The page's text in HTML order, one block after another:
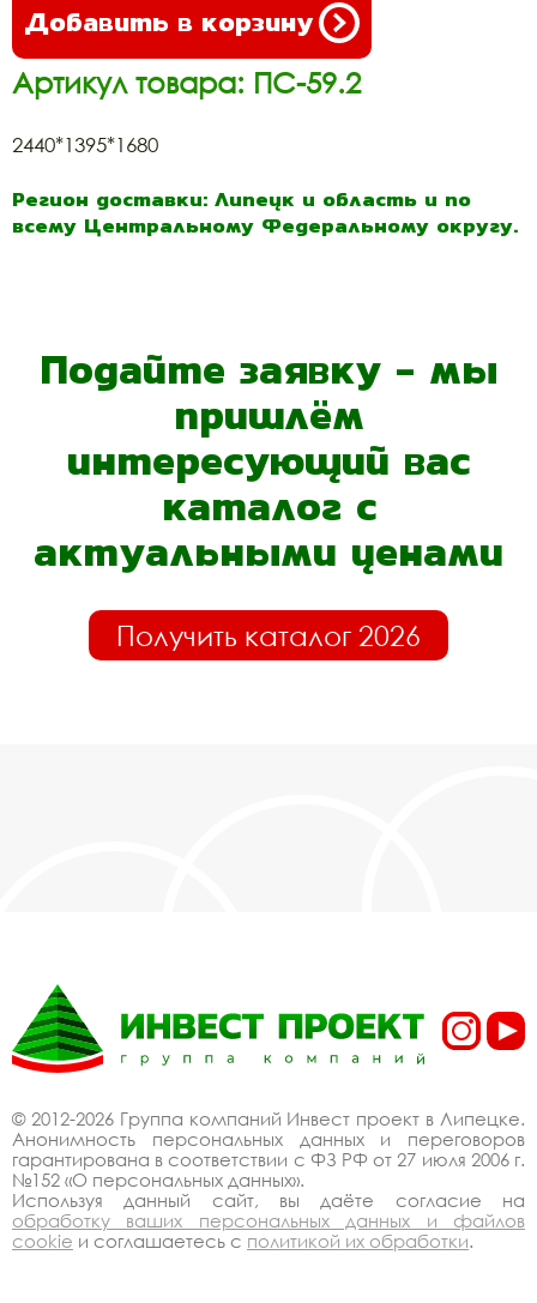
Добавить в корзину
Артикул товара: ПС-59.2
2440*1395*1680
Регион доставки: Липецк и область и по
всему Центральному Федеральному округу.
Подайте заявку - мы
пришлём
интересующий вас
каталог с
актуальными ценами
Получить каталог 2026
© 2012-2026 Группа компаний Инвест проект в Липецке.
Анонимность персональных данных и переговоров
гарантирована в соответствии с ФЗ РФ от 27 июля 2006 г.
№152 «О персональных данных».
Используя данный сайт, вы даёте согласие на
обработку ваших персональных данных и файлов
cookie и соглашаетесь с политикой их обработки.